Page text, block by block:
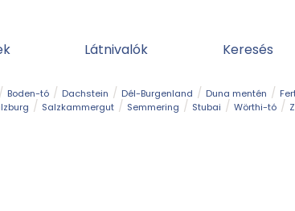
Látnivalók Keresés
Boden-tó Dachstein Dél-Burgenland Duna mentén
Salzkammergut Semmering Stubai Wörthi-tó